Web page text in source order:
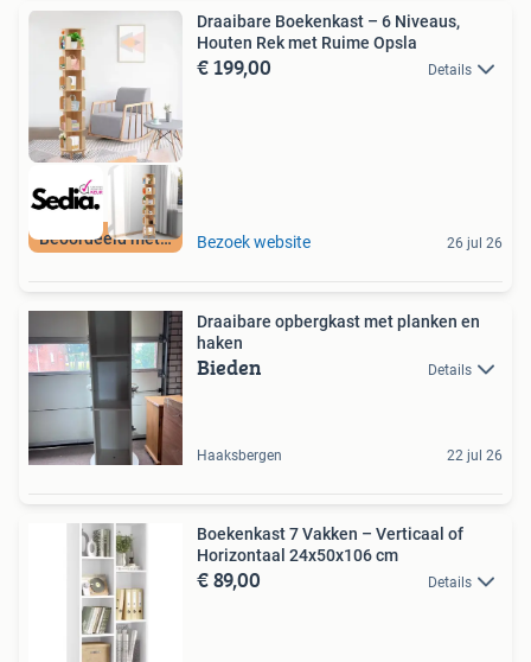
Beoordeeld met 9+
Draaibare Boekenkast – 6 Niveaus,
Houten Rek met Ruime Opsla
€ 199,00 Details
Bezoek website 26 jul 26
Draaibare opbergkast met planken en
haken
Bieden Details
Haaksbergen 22 jul 26
Boekenkast 7 Vakken – Verticaal of
Horizontaal 24x50x106 cm
€ 89,00 Details